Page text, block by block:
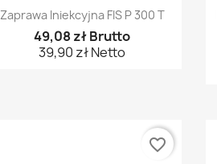
Szybki podgląd
Zaprawa Iniekcyjna FIS P 300 T
49,08 zł Brutto
39,90 zł Netto
favorite_border